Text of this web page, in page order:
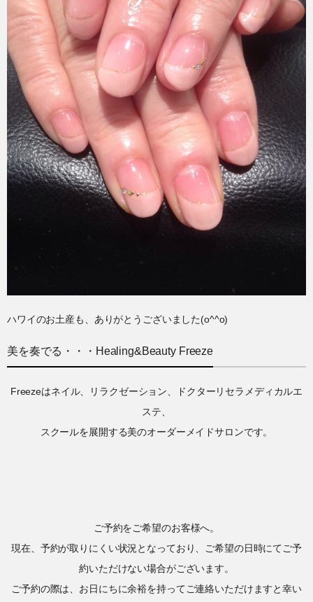
ハワイのお土産も、ありがとうございました(o^^o)
美を奏でる・・・Healing&Beauty Freeze
Freezeはネイル、リラクゼーション、ドクターリセラメディカルエ
ステ、
スクールを展開する美のオーダーメイドサロンです。
ご予約をご希望のお客様へ。
現在、予約が取りにくい状況となっており、ご希望の日時にてご予
約いただけない場合がございます。
ご予約の際は、お日にちに余裕を持ってご連絡いただけますと幸い